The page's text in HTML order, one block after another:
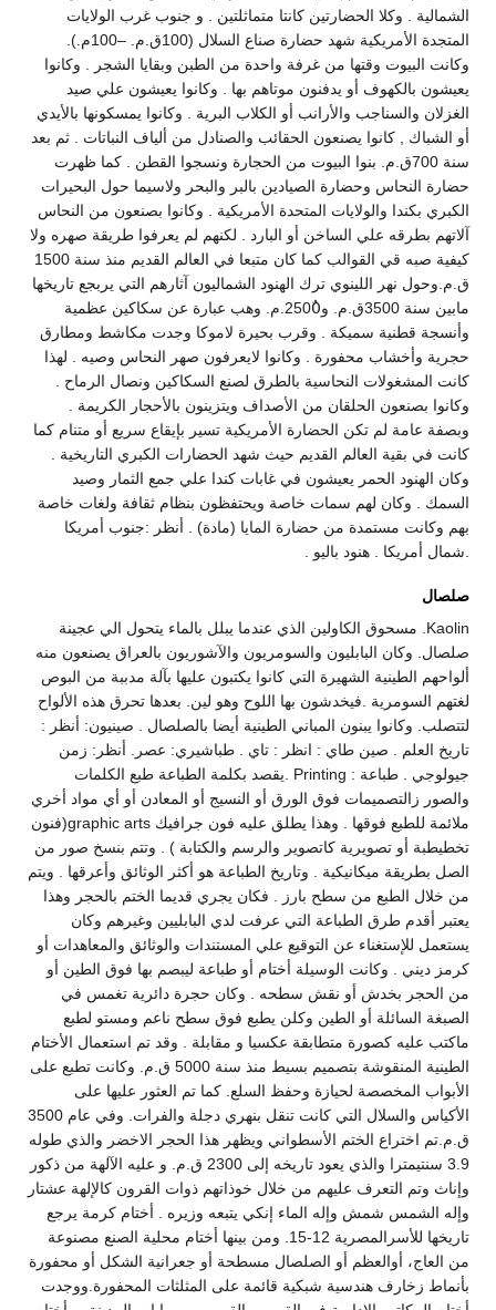
الشمالية . وكلا الحضارتين كانتا متماثلتين . و جنوب غرب الولايات
المتجدة الأمريكية شهد حضارة صناع السلال (100ق.م. –100م.).
وكانت البيوت وقتها من غرفة واحدة من الطبن وبقايا الشجر . وكانوا
يعيشون بالكهوف أو يدفنون موتاهم بها . وكانوا يعيشون علي صيد
الغزلان والسناجب والأرانب أو الكلاب البرية . وكانوا يمسكونها بالأيدي
أو الشباك , كانوا يصنعون الحقائب والصنادل من ألياف النباتات . ثم بعد
سنة 700ق.م. بنوا البيوت من الحجارة ونسجوا القطن . كما ظهرت
حضارة النحاس وحضارة الصيادين بالبر والبحر ولاسيما حول البحيرات
الكبري بكندا والولايات المتحدة الأمريكية . وكانوا بصنعون من النحاس
آلاتهم بطرقه علي الساخن أو البارد . لكنهم لم يعرفوا طريقة صهره ولا
كيفية صبه قي القوالب كما كان متبعا في العالم القديم منذ سنة 1500
ق.م.وحول نهر اللينوي ترك الهنود الشماليون آثارهم التي يربجع تاريخها
مابين سنة 3500ق.م. و2500ٌ.م. وهب عبارة عن سكاكين عظمية
وأنسجة قطنية سميكة . وقرب بحيرة لاموكا وجدت مكاشط ومطارق
حجرية وأخشاب محفورة . وكانوا لايعرفون صهر النحاس وصيه . لهذا
كانت المشغولات النحاسية بالطرق لصنع السكاكين ونصال الرماح .
وكانوا بصنعون الحلقان من الأصداف ويتزينون بالأحجار الكريمة .
وبصفة عامة لم تكن الحضارة الأمريكية تسير بإيقاع سريع أو متنام كما
كانت في بقية العالم القديم حيث شهد الحضارات الكبري التاريخية .
وكان الهنود الحمر يعيشون في غابات كندا علي جمع الثمار وصيد
السمك . وكان لهم سمات خاصة ويحتفظون بنظام ثقافة ولغات خاصة
بهم وكانت مستمدة من حضارة المايا (مادة) . أنظر :جنوب أمريكا
.شمال أمريكا . هنود باليو .
صلصال
Kaolin. مسحوق الكاولين الذي عندما يبلل بالماء يتحول الي عجينة
صلصال. وكان البابليون والسومريون والآشوريون بالعراق يصنعون منه
ألواحهم الطينية الشهيرة التي كانوا يكتبون عليها بآلة مدببة من البوص
لغتهم السومرية .فيخدشون بها اللوح وهو لين. بعدها تحرق هذه الألواح
لتتصلب. وكانوا يبنون المباني الطينية أيضا بالصلصال . صينيون: أنظر :
تاريخ العلم . صين طاي : انظر : تاي . طباشيري: عصر. أنظر: زمن
جيولوجي . طباعة : Printing .يقصد بكلمة الطباعة طبع الكلمات
والصور زالتصميمات فوق الورق أو النسيج أو المعادن أو أي مواد أخري
ملائمة للطبع فوقها . وهذا يطلق عليه فون جرافيك graphic arts(فنون
تخطيطبة أو تصويرية كاتصوير والرسم والكتابة ) . وتتم بنسخ صور من
الصل بطريقة ميكانيكية . وتاريخ الطباعة هو أكثر الوثائق وأعرقها . ويتم
من خلال الطبع من سطح بارز . فكان يجري قديما الختم بالحجر وهذا
يعتبر أقدم طرق الطباعة التي عرفت لدي البابليين وغيرهم وكان
يستعمل للإستغناء عن التوقيع علي المستندات والوثائق والمعاهدات أو
كرمز ديني . وكانت الوسيلة أختام أو طباعة ليبصم بها فوق الطين أو
من الحجر بخدش أو نقش سطحه . وكان حجرة دائرية تغمس في
الصبغة السائلة أو الطين وكلن يطبع فوق سطح ناعم ومستو لطبع
ماكتب عليه كصورة متطابقة عكسيا و مقابلة . وقد تم استعمال الأختام
الطينية المنقوشة بتصميم بسيط منذ سنة 5000 ق.م. وكانت تطبع على
الأبواب المخصصة لحيازة وحفظ السلع. كما تم العثور عليها على
الأكياس والسلال التي كانت تنقل بنهري دجلة والفرات. وفي عام 3500
ق.م.تم اختراع الختم الأسطواني ويظهر هذا الحجر الاخضر والذي طوله
3.9 سنتيمترا والذي يعود تاريخه إلى 2300 ق.م. و عليه الآلهة من ذكور
وإناث وتم التعرف عليهم من خلال خوذاتهم ذوات القرون كالإلهة عشتار
وإله الشمس شمش وإله الماء إنكي يتبعه وزيره . أختام كرمة يرجع
تاريخها للأسرالمصرية 12-15. ومن بينها أختام محلية الصنع مصنوعة
من العاج، أوالعظم أو الصلصال مسطحة أو جعرانية الشكل أو محفورة
بأنماط زخارف هندسية شبكية قائمة على المثلثات المحفورة.ووجدت